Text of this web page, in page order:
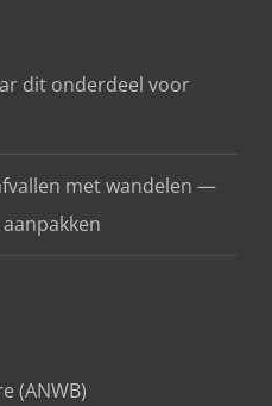
dit onderdeel voor
met wandelen —
(ANWB)